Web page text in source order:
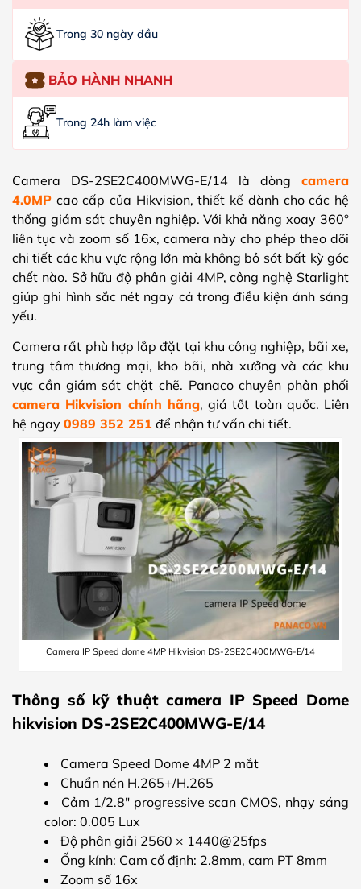
Trong 30 ngày đầu
BẢO HÀNH NHANH
Trong 24h làm việc
Camera DS-2SE2C400MWG-E/14 là dòng camera
4.0MP cao cấp của Hikvision, thiết kế dành cho các hệ
thống giám sát chuyên nghiệp. Với khả năng xoay 360°
liên tục và zoom số 16x, camera này cho phép theo dõi
chi tiết các khu vực rộng lớn mà không bỏ sót bất kỳ góc
chết nào. Sở hữu độ phân giải 4MP, công nghệ Starlight
giúp ghi hình sắc nét ngay cả trong điều kiện ánh sáng
yếu.
Camera rất phù hợp lắp đặt tại khu công nghiệp, bãi xe,
trung tâm thương mại, kho bãi, nhà xưởng và các khu
vực cần giám sát chặt chẽ. Panaco chuyên phân phối
camera Hikvision chính hãng, giá tốt toàn quốc. Liên
hệ ngay 0989 352 251 để nhận tư vấn chi tiết.
Camera IP Speed dome 4MP Hikvision DS-2SE2C400MWG-E/14
Thông số kỹ thuật camera IP Speed Dome
hikvision DS-2SE2C400MWG-E/14
Camera Speed Dome 4MP 2 mắt
Chuẩn nén H.265+/H.265
Cảm 1/2.8″ progressive scan CMOS, nhạy sáng
color: 0.005 Lux
Độ phân giải 2560 × 1440@25fps
Ống kính: Cam cố định: 2.8mm, cam PT 8mm
Zoom số 16x